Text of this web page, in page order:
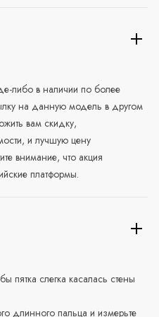
либо в наличии по более
на данную модель в другом
вам скидку,
и лучшую цену
внимание, что акция
платформы.
пятка слегка касалась стены
длинного пальца и измерьте